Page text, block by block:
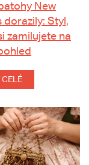
New
dorazily: Styl,
zamilujete na